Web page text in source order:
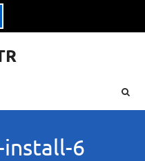
install-6